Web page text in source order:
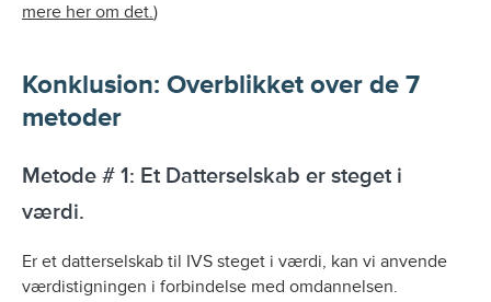
mere her om det.)
Konklusion: Overblikket over de 7
metoder
Metode # 1: Et Datterselskab er steget i
værdi.
Er et datterselskab til IVS steget i værdi, kan vi anvende
værdistigningen i forbindelse med omdannelsen.